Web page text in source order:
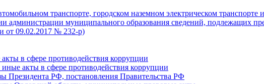
транспорте, городском наземном электрическом транспорте
администрации муниципального образования сведений, подлежащих
от 09.02.2017 № 232-р)
в сфере противодействия коррупции
акты в сфере противодействия коррупции
Президента РФ, постановления Правительства РФ